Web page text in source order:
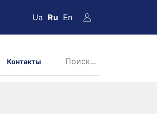
Ua Ru En
Контакты